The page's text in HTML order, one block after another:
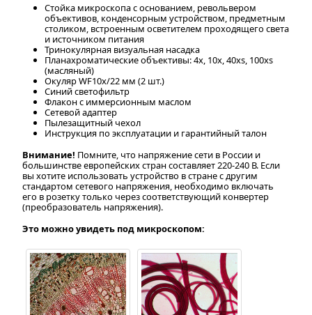
Стойка микроскопа с основанием, револьвером
объективов, конденсорным устройством, предметным
столиком, встроенным осветителем проходящего света
и источником питания
Тринокулярная визуальная насадка
Планахроматические объективы: 4x, 10x, 40xs, 100xs
(масляный)
Окуляр WF10х/22 мм (2 шт.)
Синий светофильтр
Флакон с иммерсионным маслом
Сетевой адаптер
Пылезащитный чехол
Инструкция по эксплуатации и гарантийный талон
Внимание! Помните, что напряжение сети в России и
большинстве европейских стран составляет 220-240 В. Если
вы хотите использовать устройство в стране с другим
стандартом сетевого напряжения, необходимо включать
его в розетку только через соответствующий конвертер
(преобразователь напряжения).
Это можно увидеть под микроскопом: